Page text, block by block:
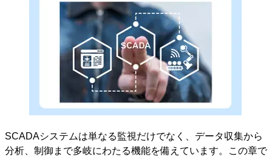
SCADAシステムは単なる監視だけでなく、データ収集から
分析、制御まで多岐にわたる機能を備えています。この章で